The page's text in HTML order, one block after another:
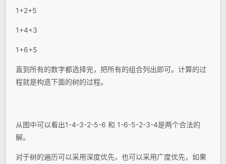
1+2+5
1+4+3
1+6+5
直到所有的数字都选择完，把所有的组合列出即可。计算的过
程就是构造下面的树的过程。
从图中可以看出1-4-3-2-5-6 和 1-6-5-2-3-4是两个合法的
解。
对于树的遍历可以采用深度优先，也可以采用广度优先，如果